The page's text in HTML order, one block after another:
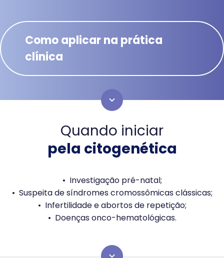
Como aplicar na prática
clínica
Quando iniciar
pela citogenética
Investigação pré-natal;
Suspeita de síndromes cromossômicas clássicas;
Infertilidade e abortos de repetição;
Doenças onco-hematológicas.